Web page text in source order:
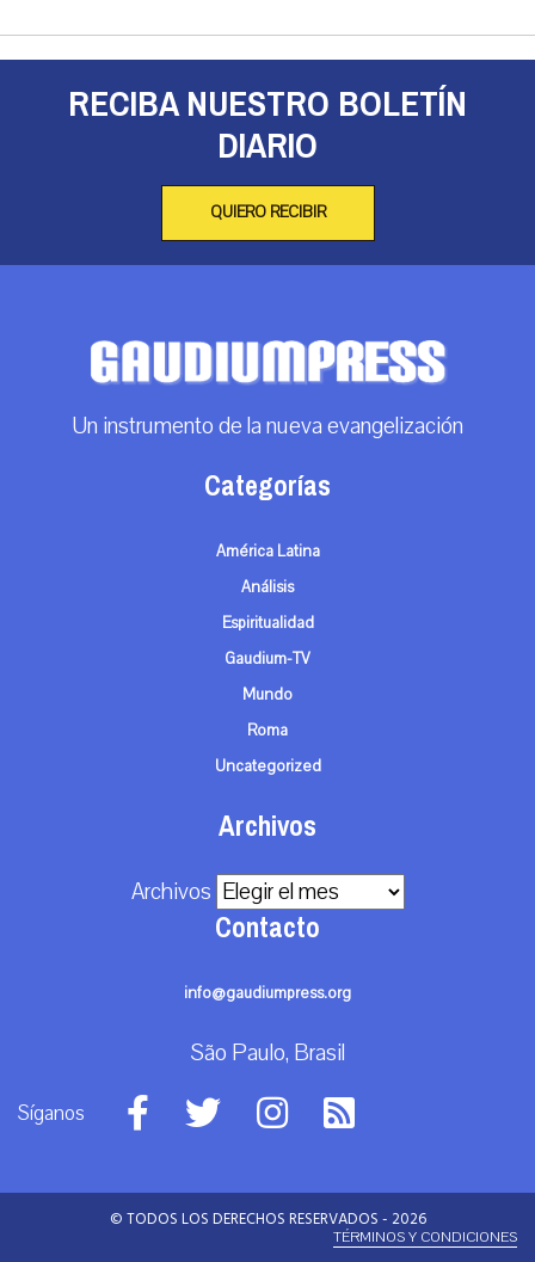
RECIBA NUESTRO BOLETÍN
DIARIO
QUIERO RECIBIR
Un instrumento de la nueva evangelización
Categorías
América Latina
Análisis
Espiritualidad
Gaudium-TV
Mundo
Roma
Uncategorized
Archivos
Archivos
Contacto
info@gaudiumpress.org
São Paulo, Brasil
Síganos
© TODOS LOS DERECHOS RESERVADOS - 2026
TÉRMINOS Y CONDICIONES